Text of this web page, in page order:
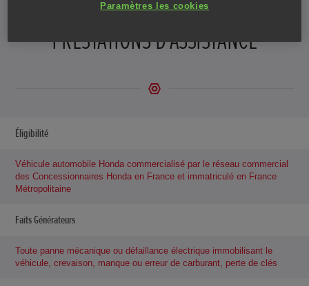
PRESTATIONS D'ASSISTANCE
Éligibilité
Véhicule automobile Honda commercialisé par le réseau commercial
des Concessionnaires Honda en France et immatriculé en France
Métropolitaine
Faits Générateurs
Toute panne mécanique ou défaillance électrique immobilisant le
véhicule, crevaison, manque ou erreur de carburant, perte de clés
Paramètres les cookies